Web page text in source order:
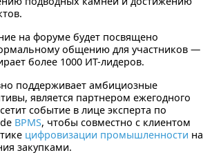
на форуме будет посвящено
общению для участников —
более 1000 ИТ-лидеров.
поддерживает амбициозные
является партнером ежегодного
событие в лице эксперта по
BPMS, чтобы совместно с клиентом
цифровизации промышленности на
закупками.